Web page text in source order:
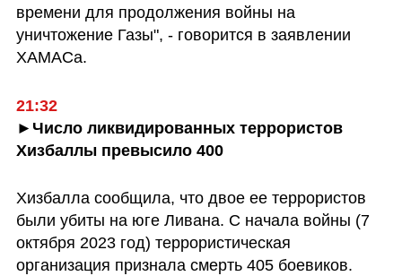
времени для продолжения войны на
уничтожение Газы", - говорится в заявлении
ХАМАСа.
21:32
►Число ликвидированных террористов
Хизбаллы превысило 400
Хизбалла сообщила, что двое ее террористов
были убиты на юге Ливана. С начала войны (7
октября 2023 год) террористическая
организация признала смерть 405 боевиков.